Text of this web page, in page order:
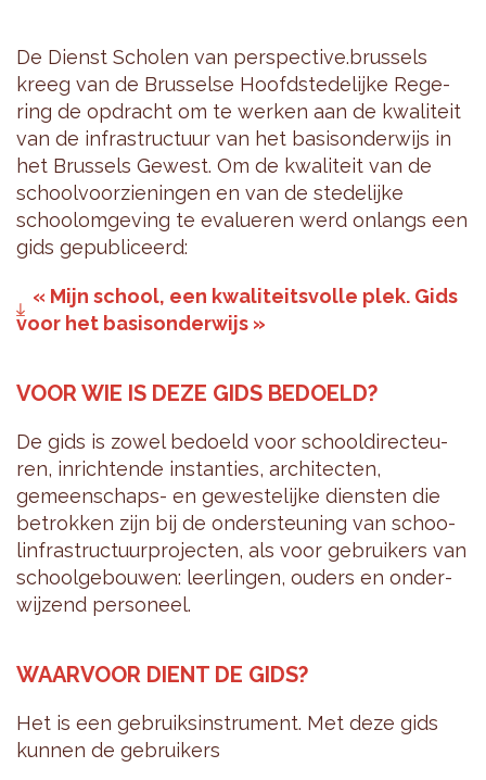
De Dienst Scho­len van pers­pec­tive.brus­sels
kreeg van de Brus­selse Hoofd­ste­de­lijke Rege­
ring de opdracht om te wer­ken aan de kwa­li­teit
van de infra­struc­tuur van het basi­son­der­wijs in
het Brus­sels Gewest. Om de kwa­li­teit van de
school­voor­zie­nin­gen en van de ste­de­lijke
schoo­lom­ge­ving te eva­lue­ren werd onlangs een
gids gepu­bli­ceerd:
« Mijn school, een kwa­li­teits­volle plek. Gids
voor het basi­son­der­wijs »
VOOR WIE IS DEZE GIDS BEDOELD?
De gids is zowel bedoeld voor school­di­rec­teu­
ren, inrich­tende ins­tan­ties, archi­tec­ten,
gemeen­schaps- en gewes­te­lijke diens­ten die
betrok­ken zijn bij de onders­teu­ning van schoo­
lin­fra­struc­tuur­pro­jec­ten, als voor gebrui­kers van
school­ge­bou­wen: leer­lin­gen, ouders en onder­
wi­j­zend per­so­neel.
WAAR­VOOR DIENT DE GIDS?
Het is een gebruik­sins­tru­ment. Met deze gids
kun­nen de gebrui­kers